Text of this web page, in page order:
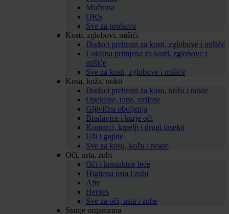
Mučnina
ORS
Sve za probavu
Kosti, zglobovi, mišići
Dodaci prehrani za kosti, zglobove i mišiće
Lokalna primjena za kosti, zglobove i
mišiće
Sve za kosti, zglobove i mišiće
Kosa, koža, nokti
Dodaci prehrani za kosu, kožu i nokte
Opekline, rane, ozljede
Gljivična oboljenja
Bradavice i kurje oči
Komarci, krpelji i drugi insekti
Uši i gnjide
Sve za kosu, kožu i nokte
Oči, usta, zubi
Oči i kontaktne leće
Higijena usta i zubi
Afte
Herpes
Sve za oči, usta i zube
Stanje organizma